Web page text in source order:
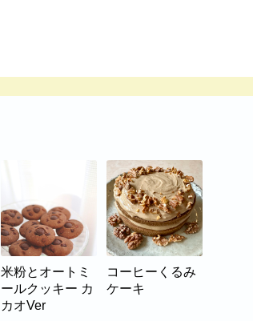
米粉とオートミ
ールクッキー カ
カオVer
コーヒーくるみ
ケーキ